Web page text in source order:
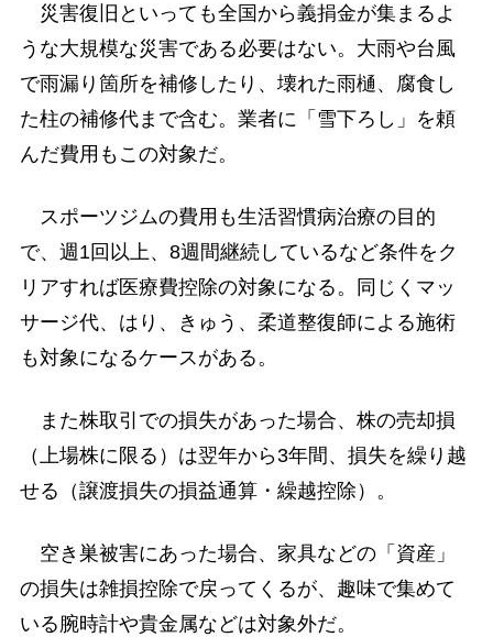
災害復旧といっても全国から義捐金が集まるよ
うな大規模な災害である必要はない。大雨や台風
で雨漏り箇所を補修したり、壊れた雨樋、腐食し
た柱の補修代まで含む。業者に「雪下ろし」を頼
んだ費用もこの対象だ。
スポーツジムの費用も生活習慣病治療の目的
で、週1回以上、8週間継続しているなど条件をク
リアすれば医療費控除の対象になる。同じくマッ
サージ代、はり、きゅう、柔道整復師による施術
も対象になるケースがある。
また株取引での損失があった場合、株の売却損
（上場株に限る）は翌年から3年間、損失を繰り越
せる（譲渡損失の損益通算・繰越控除）。
空き巣被害にあった場合、家具などの「資産」
の損失は雑損控除で戻ってくるが、趣味で集めて
いる腕時計や貴金属などは対象外だ。